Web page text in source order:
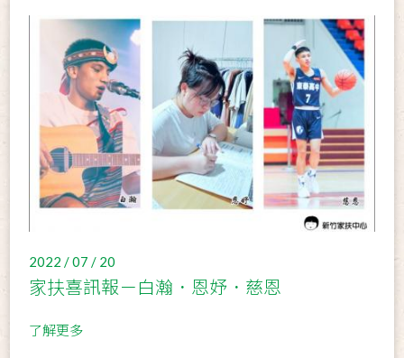
2022 / 07 / 20
家扶喜訊報－白瀚．恩妤．慈恩
了解更多